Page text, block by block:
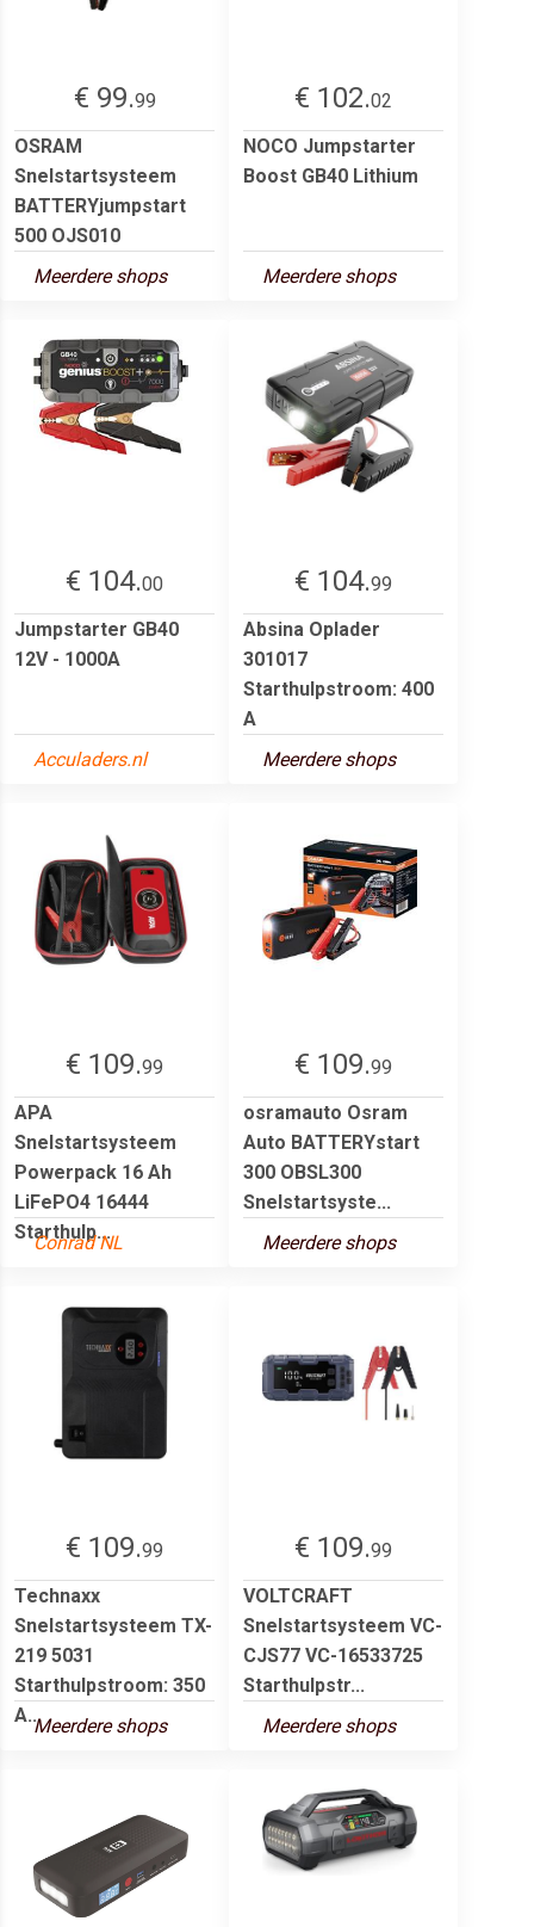
€ 99.99
OSRAM
Snelstartsysteem
BATTERYjumpstart
500 OJS010
Meerdere shops
€ 102.02
NOCO Jumpstarter
Boost GB40 Lithium
Meerdere shops
€ 104.00
Jumpstarter GB40
12V - 1000A
Acculaders.nl
€ 104.99
Absina Oplader
301017
Starthulpstroom: 400
A
Meerdere shops
€ 109.99
APA
Snelstartsysteem
Powerpack 16 Ah
LiFePO4 16444
Starthulp...
Conrad NL
€ 109.99
osramauto Osram
Auto BATTERYstart
300 OBSL300
Snelstartsyste...
Meerdere shops
€ 109.99
Technaxx
Snelstartsysteem TX-
219 5031
Starthulpstroom: 350
A...Meerdere shops
€ 109.99
VOLTCRAFT
Snelstartsysteem VC-
CJS77 VC-16533725
Starthulpstr...
Meerdere shops